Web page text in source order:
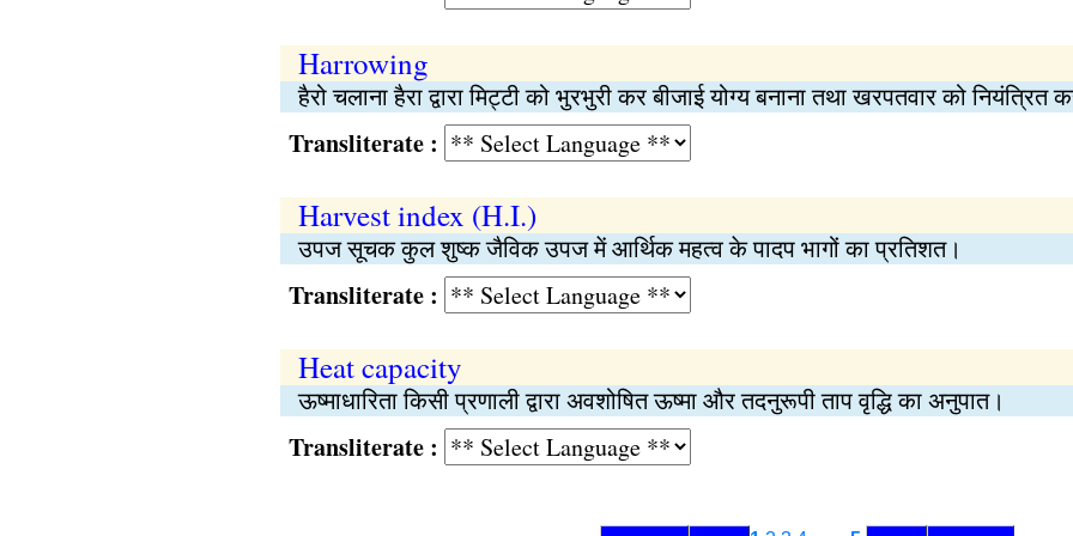
Harrowing
हैरो चलाना हैरा द्वारा मिट्टी को भुरभुरी कर बीजाई योग्य बनाना तथा खरपतवार को नियंत्रित
Transliterate :
Harvest index (H.I.)
उपज सूचक कुल शुष्क जैविक उपज में आर्थिक महत्व के पादप भागों का प्रतिशत।
Transliterate :
Heat capacity
ऊष्माधारिता किसी प्रणाली द्वारा अवशोषित ऊष्मा और तदनुरूपी ताप वृद्धि का अनुपात।
Transliterate :